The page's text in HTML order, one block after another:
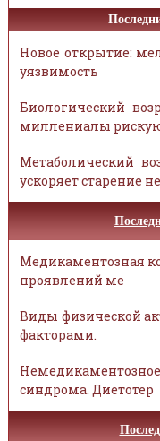
Новое открытие:
уязвимость
Биологический
миллениалы
Метаболический
ускоряет старение
Медикаментозная
проявлений ме
Виды физической
факторами.
синдрома. Диетотер